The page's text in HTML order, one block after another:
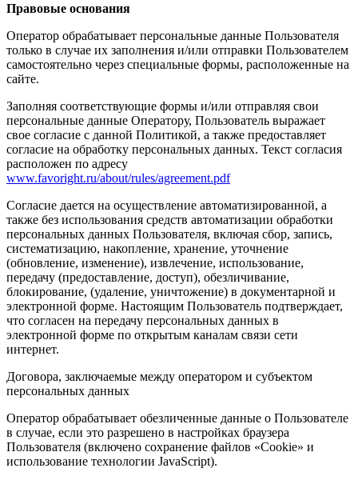
Правовые основания
Оператор обрабатывает персональные данные Пользователя
только в случае их заполнения и/или отправки Пользователем
самостоятельно через специальные формы, расположенные на
сайте.
Заполняя соответствующие формы и/или отправляя свои
персональные данные Оператору, Пользователь выражает
свое согласие с данной Политикой, а также предоставляет
согласие на обработку персональных данных. Текст согласия
расположен по адресу
www.favoright.ru/about/rules/agreement.pdf
Согласие дается на осуществление автоматизированной, а
также без использования средств автоматизации обработки
персональных данных Пользователя, включая сбор, запись,
систематизацию, накопление, хранение, уточнение
(обновление, изменение), извлечение, использование,
передачу (предоставление, доступ), обезличивание,
блокирование, (удаление, уничтожение) в документарной и
электронной форме. Настоящим Пользователь подтверждает,
что согласен на передачу персональных данных в
электронной форме по открытым каналам связи сети
интернет.
Договора, заключаемые между оператором и субъектом
персональных данных
Оператор обрабатывает обезличенные данные о Пользователе
в случае, если это разрешено в настройках браузера
Пользователя (включено сохранение файлов «Cookie» и
использование технологии JavaScript).